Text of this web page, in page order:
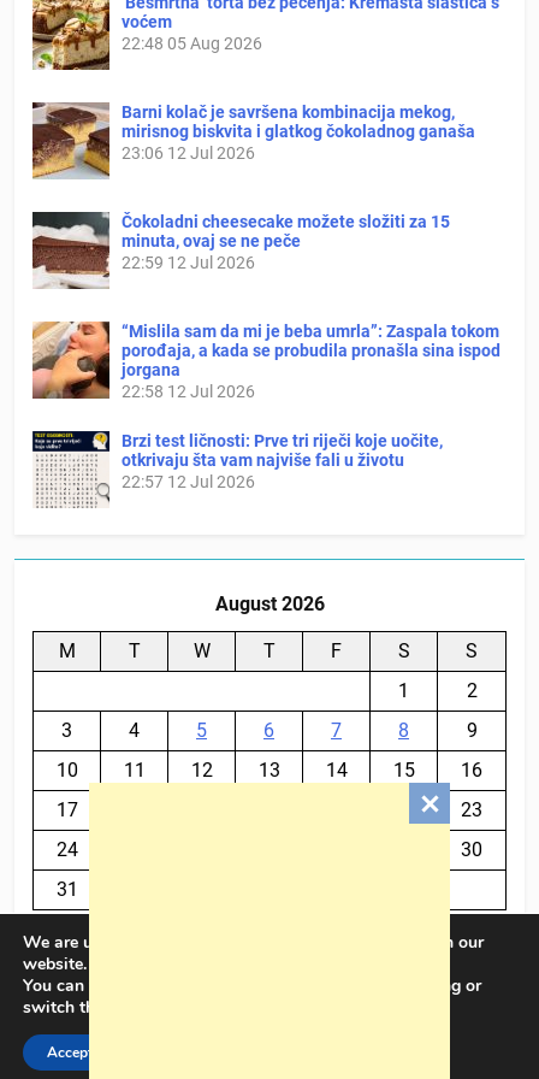
voćem
22:48 05 Aug 2026
Barni kolač je savršena kombinacija mekog,
mirisnog biskvita i glatkog čokoladnog ganaša
23:06 12 Jul 2026
Čokoladni cheesecake možete složiti za 15
minuta, ovaj se ne peče
22:59 12 Jul 2026
“Mislila sam da mi je beba umrla”: Zaspala tokom
porođaja, a kada se probudila pronašla sina ispod
jorgana
22:58 12 Jul 2026
Brzi test ličnosti: Prve tri riječi koje uočite,
otkrivaju šta vam najviše fali u životu
22:57 12 Jul 2026
August 2026
M T W T F S
S
1
2
3
4 5 6 7 8
9
10
11 12 13 14 15
16
17
23
24
30
31
BalkanPlus 2024© Powered By
We are using cookies to give you the best experience on our
website.
You can find out more about which cookies we are using or
switch them off in
Accept